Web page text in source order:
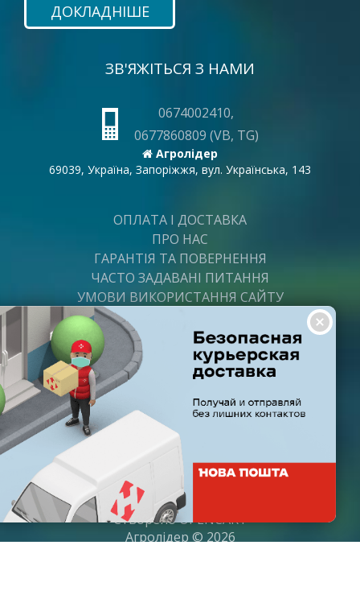
ДОКЛАДНІШЕ
ЗВ'ЯЖІТЬСЯ З НАМИ
0674002410,
0677860809 (VB, TG)
Агролідер
69039, Україна, Запоріжжя, вул. Українська, 143
ОПЛАТА І ДОСТАВКА
ПРО НАС
ГАРАНТІЯ ТА ПОВЕРНЕННЯ
ЧАСТО ЗАДАВАНІ ПИТАННЯ
УМОВИ ВИКОРИСТАННЯ САЙТУ
ПОСТАЧАЛЬНИКАМ
ПАРТНЕРИ
ГРАФІК РОБОТИ
Пн-Пт: з 8:00 до 21:00
Субота: з 9:00 до 20:00
Неділя: з 10:00 до 19:00
СтвореноOPENCART
Агролідер © 2026